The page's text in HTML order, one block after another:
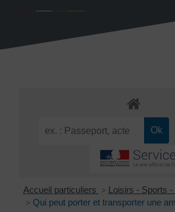
Accueil particuliers > Loisirs - Sports
> Qui peut porter et transporter une